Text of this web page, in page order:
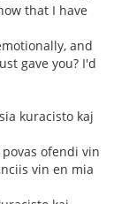
that I have
and
gave you? I'd
kuracisto kaj
ofendi vin
vin en mia